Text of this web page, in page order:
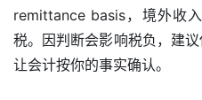
remittance basis，境外收
税。因判断会影响税负，建
让会计按你的事实确认。